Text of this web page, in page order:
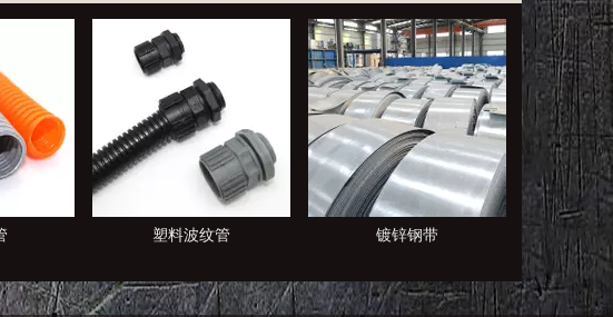
镀锌钢带 电缆桥架